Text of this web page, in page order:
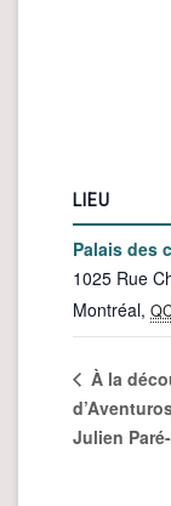
LIEU
Palais des
1025 Rue
Montréal,
À la
Julien